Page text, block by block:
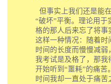
但事实上我们还是能
“破坏”平衡。理论用
格的那人后来忘了将事
这样一种情况：随着时
时间的长度而慢慢减
我考试是及格了， 那我
开始听到“噩耗”的痛苦。
时间我却一直处于痛